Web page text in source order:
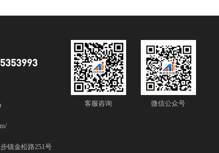
镇金松路251号
客服咨询 微信公众号